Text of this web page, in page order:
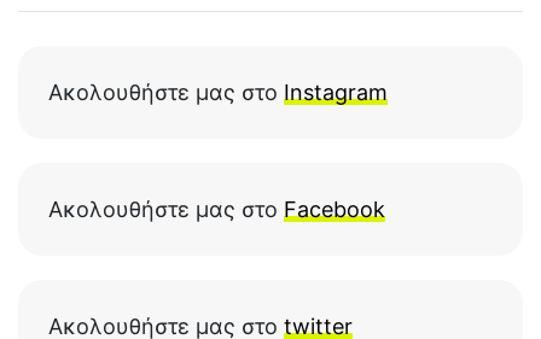
Ακολουθήστε μας στο Instagram
Ακολουθήστε μας στο Facebook
Ακολουθήστε μας στο twitter